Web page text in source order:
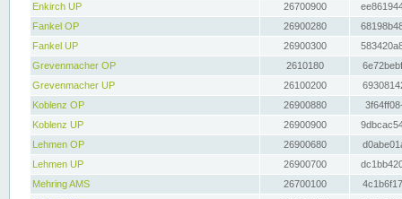
Enkirch UP
26700900
Fankel OP
26900280
Fankel UP
26900300
Grevenmacher OP
2610180
Grevenmacher UP
26100200
Koblenz OP
26900880
Koblenz UP
26900900
Lehmen OP
26900680
Lehmen UP
26900700
Mehring AMS
26700100